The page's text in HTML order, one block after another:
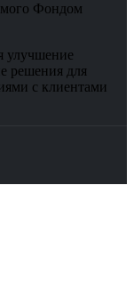
Фондом
улучшение
решения для
с клиентами